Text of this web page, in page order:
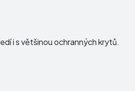
i s většinou ochranných krytů.